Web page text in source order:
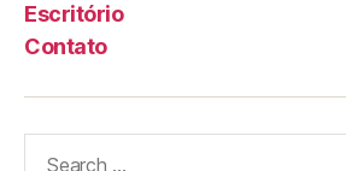
Escritório
Contato